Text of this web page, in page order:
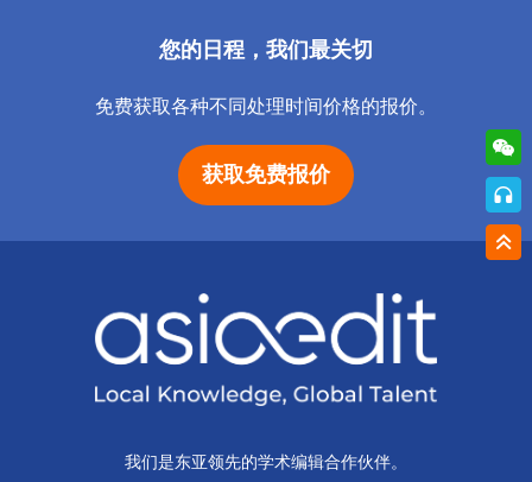
您的日程，我们最关切
免费获取各种不同处理时间价格的报价。
获取免费报价
我们是东亚领先的学术编辑合作伙伴。